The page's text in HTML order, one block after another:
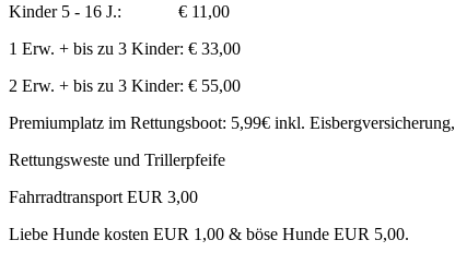
Kinder 5 - 16 J.: € 11,00
1 Erw. + bis zu 3 Kinder: € 33,00
2 Erw. + bis zu 3 Kinder: € 55,00
Premiumplatz im Rettungsboot: 5,99€ inkl. Eisbergversicherung,
Rettungsweste und Trillerpfeife
Fahrradtransport EUR 3,00
Liebe Hunde kosten EUR 1,00 & böse Hunde EUR 5,00.